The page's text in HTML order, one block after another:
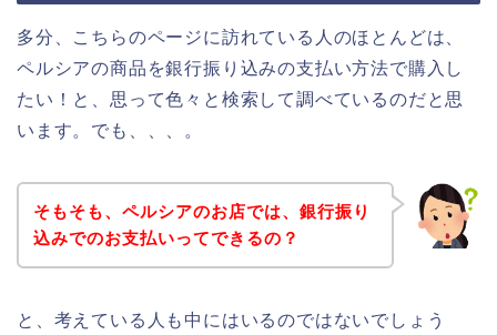
多分、こちらのページに訪れている人のほとんどは、
ペルシアの商品を銀行振り込みの支払い方法で購入し
たい！と、思って色々と検索して調べているのだと思
います。でも、、、。
そもそも、ペルシアのお店では、銀行振り
込みでのお支払いってできるの？
と、考えている人も中にはいるのではないでしょう